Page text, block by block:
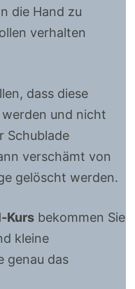
die Hand zu
verhalten
dass diese
und nicht
Schublade
verschämt von
gelöscht werden.
Kurs bekommen Sie
kleine
genau das